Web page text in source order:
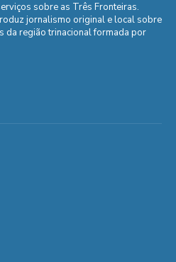
sobre as Três Fronteiras.
jornalismo original e local sobre
da região trinacional formada por